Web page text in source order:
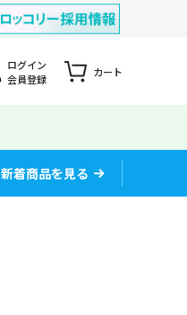
ログイン
会員登録
カート
新着商品を見る